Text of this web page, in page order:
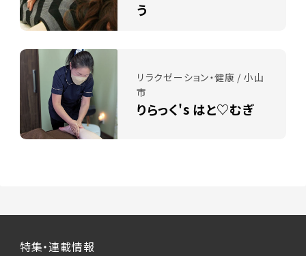
う
リラクゼーション・健康 / 小山
市
りらっく's はと♡むぎ
特集・連載情報